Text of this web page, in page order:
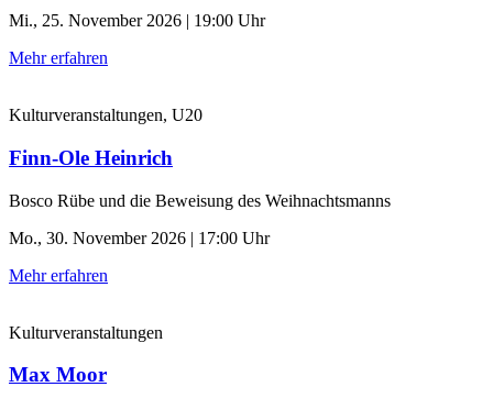
Mi., 25. November 2026 | 19:00 Uhr
Mehr erfahren
Kulturveranstaltungen, U20
Finn-Ole Heinrich
Bosco Rübe und die Beweisung des Weihnachtsmanns
Mo., 30. November 2026 | 17:00 Uhr
Mehr erfahren
Kulturveranstaltungen
Max Moor